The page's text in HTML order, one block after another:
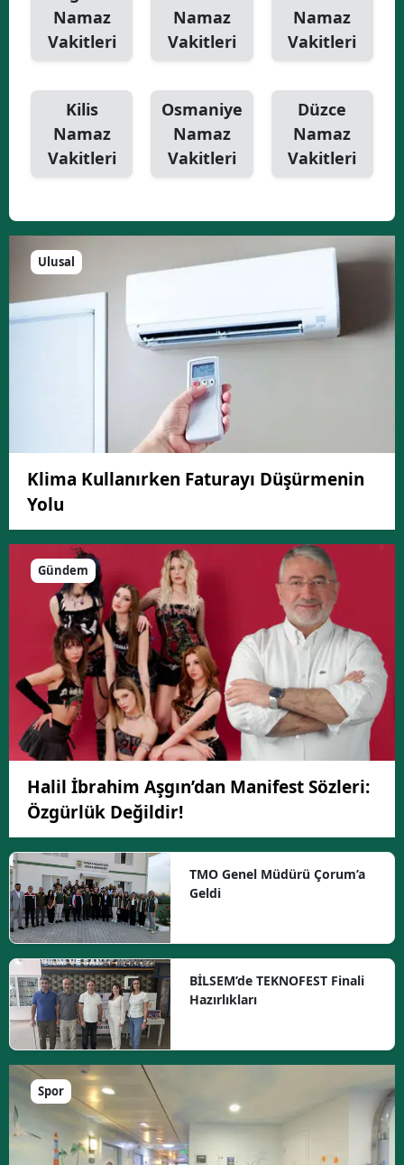
Namaz
Vakitleri
Namaz
Vakitleri
Namaz
Vakitleri
Kilis
Namaz
Vakitleri
Osmaniye
Namaz
Vakitleri
Düzce
Namaz
Vakitleri
Ulusal
Klima Kullanırken Faturayı Düşürmenin
Yolu
Gündem
Halil İbrahim Aşgın’dan Manifest Sözleri:
Özgürlük Değildir!
TMO Genel Müdürü Çorum’a
Geldi
BİLSEM’de TEKNOFEST Finali
Hazırlıkları
Spor